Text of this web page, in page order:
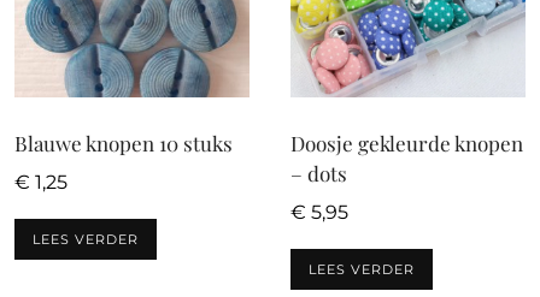
Blauwe knopen 10 stuks
€ 1,25
LEES VERDER
Doosje gekleurde knopen
– dots
€ 5,95
LEES VERDER